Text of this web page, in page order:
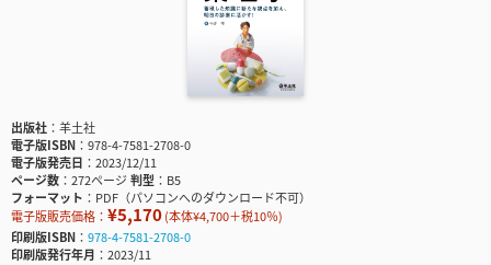
出版社
羊土社
電子版ISBN
978-4-7581-2708-0
電子版発売日
2023/12/11
ページ数
272ページ判型
B5
フォーマット
PDF（パソコンへのダウンロード不可）
電子版販売価格： ¥5,170(本体¥4,700＋税10％)
印刷版ISBN
978-4-7581-2708-0
印刷版発行年月
2023/11